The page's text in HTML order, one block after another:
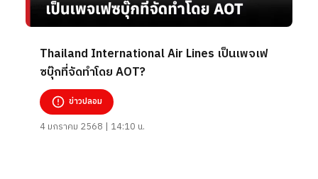
Thailand International Air Lines เป็นเพจเฟ
ซบุ๊กที่จัดทำโดย AOT?
ข่าวปลอม
4 มกราคม 2568 | 14:10 น.